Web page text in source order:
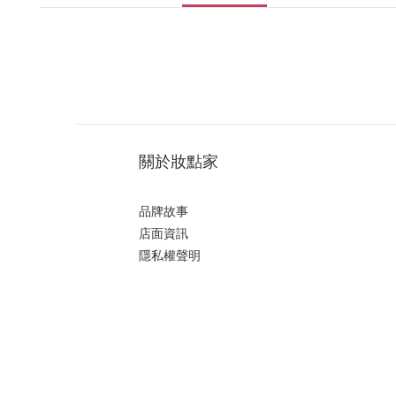
關於妝點家
品牌故事
店面資訊
隱私權聲明